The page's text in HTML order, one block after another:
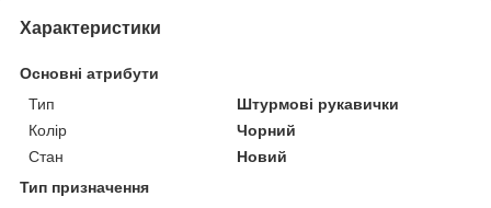
Характеристики
Основні атрибути
Тип
Штурмові рукавички
Колір
Чорний
Стан
Новий
Тип призначення